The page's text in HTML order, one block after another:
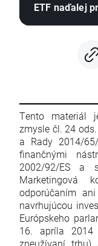
ETF naďalej
Tento materiál
zmysle čl. 24
a Rady 2014/
finančnými
2002/92/ES a
Marketingová
odporúčaním
navrhujúcou
Európskeho
16. apríla
zneužívaní trhu)